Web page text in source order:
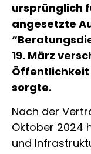
ursprünglich
angesetzte
19. März
Öffentlichkeit
sorgte.
Nach der
Oktober 2024
und